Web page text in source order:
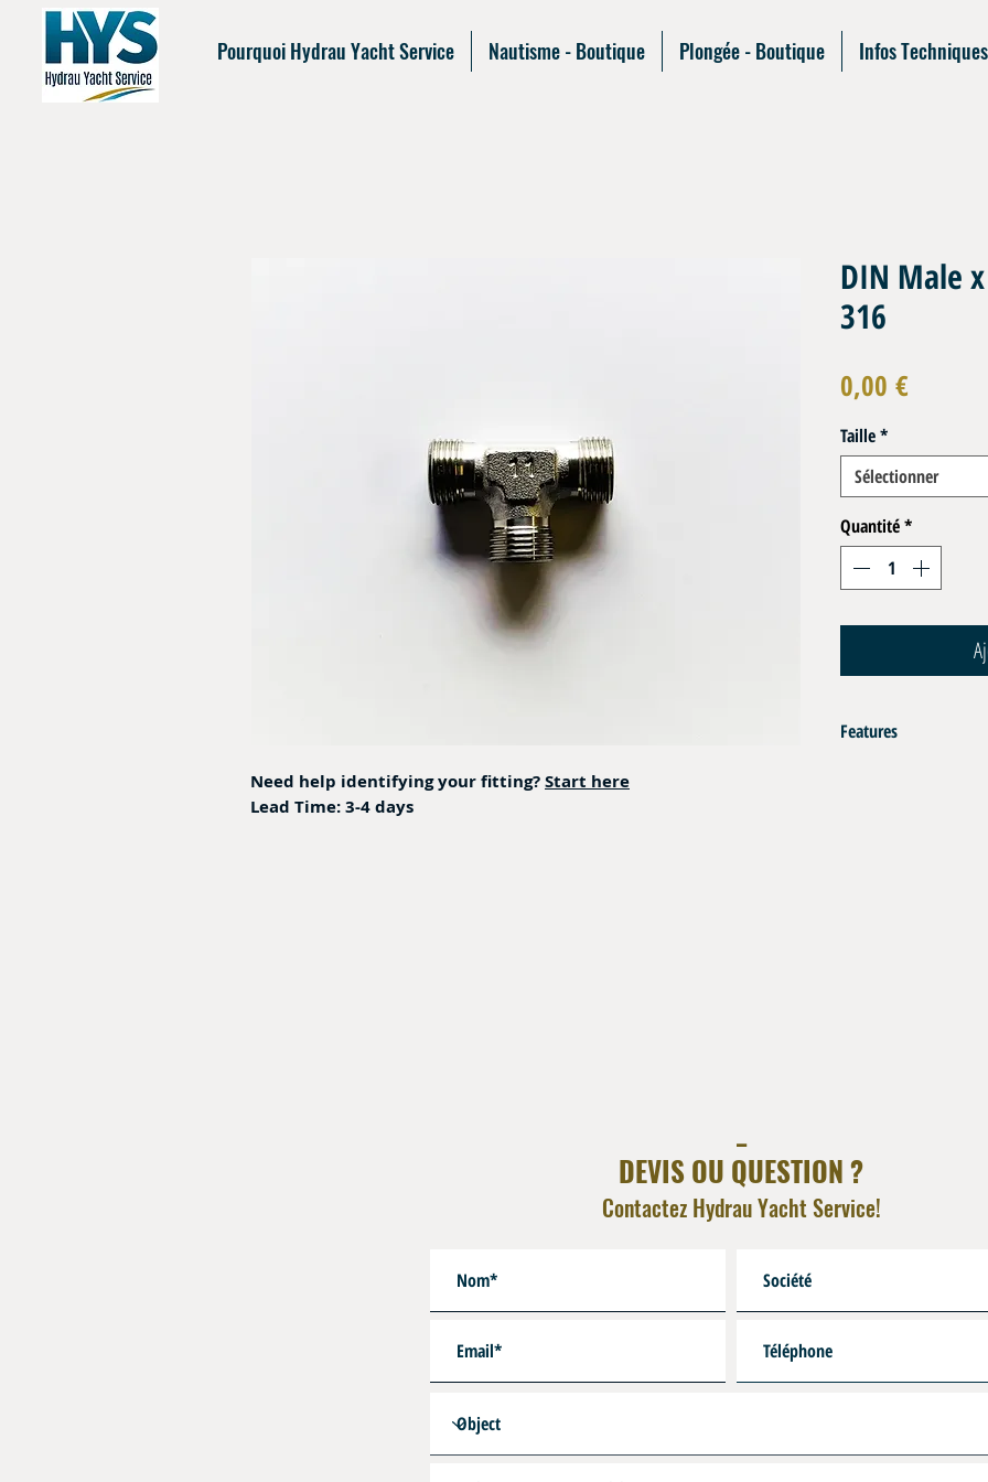
Pourquoi Hydrau Yacht Service Nautisme - Boutique Plongée - Boutique Infos Techniques
Need help identifying your fitting?Start here
Lead Time: 3-4 days
DIN Male
316
0,00 €
Taille*
Sélectionner
Quantité*
Features
DEVIS OU QUESTION ?
Contactez Hydrau Yacht Service!